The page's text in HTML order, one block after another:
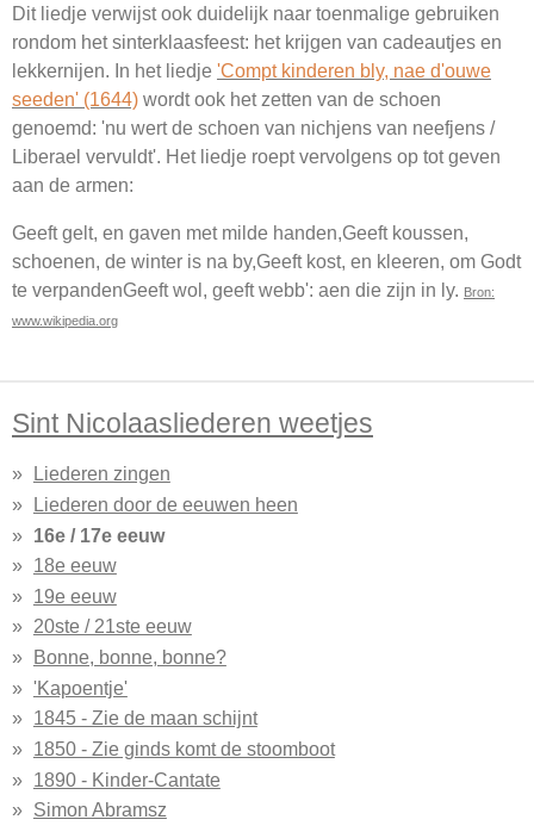
Dit liedje verwijst ook duidelijk naar toenmalige gebruiken
rondom het sinterklaasfeest: het krijgen van cadeautjes en
lekkernijen. In het liedje 'Compt kinderen bly, nae d'ouwe
seeden' (1644) wordt ook het zetten van de schoen
genoemd: 'nu wert de schoen van nichjens van neefjens /
Liberael vervuldt'. Het liedje roept vervolgens op tot geven
aan de armen:
Geeft gelt, en gaven met milde handen,Geeft koussen,
schoenen, de winter is na by,Geeft kost, en kleeren, om Godt
te verpandenGeeft wol, geeft webb': aen die zijn in ly. Bron:
www.wikipedia.org
Sint Nicolaasliederen weetjes
Liederen zingen
Liederen door de eeuwen heen
16e / 17e eeuw
18e eeuw
19e eeuw
20ste / 21ste eeuw
Bonne, bonne, bonne?
'Kapoentje'
1845 - Zie de maan schijnt
1850 - Zie ginds komt de stoomboot
1890 - Kinder-Cantate
Simon Abramsz